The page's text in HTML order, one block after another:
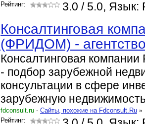
Рейтинг:
3.0 / 5.0, Язык:
Консалтинговая
(ФРИДОМ) -
Консалтинговая
- подбор зарубежной
консультации в сфере
зарубежную
fdconsult.ru - Cайты, похожие на Fdconsult.Ru »
Рейтинг: